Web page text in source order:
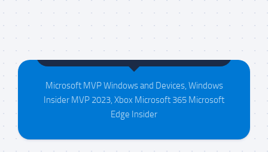
Maison da Silva
Microsoft MVP Windows and Devices, Windows
Insider MVP 2023, Xbox Microsoft 365 Microsoft
Edge Insider